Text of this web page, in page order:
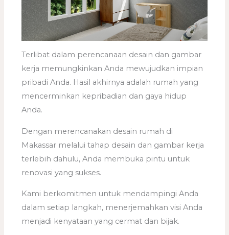
Terlibat dalam perencanaan desain dan gambar
kerja memungkinkan Anda mewujudkan impian
pribadi Anda. Hasil akhirnya adalah rumah yang
mencerminkan kepribadian dan gaya hidup
Anda.
Dengan merencanakan desain rumah di
Makassar melalui tahap desain dan gambar kerja
terlebih dahulu, Anda membuka pintu untuk
renovasi yang sukses.
Kami berkomitmen untuk mendampingi Anda
dalam setiap langkah, menerjemahkan visi Anda
menjadi kenyataan yang cermat dan bijak.